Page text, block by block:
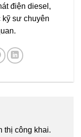
điện diesel,
kỹ sư chuyên
thị công khai.